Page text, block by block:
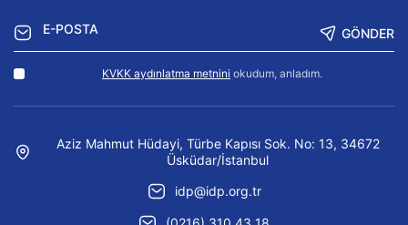
GÖNDER
KVKK aydınlatma metnini okudum, anladım.
Aziz Mahmut Hüdayi, Türbe Kapısı Sok. No: 13, 34672
Üsküdar/İstanbul
idp@idp.org.tr